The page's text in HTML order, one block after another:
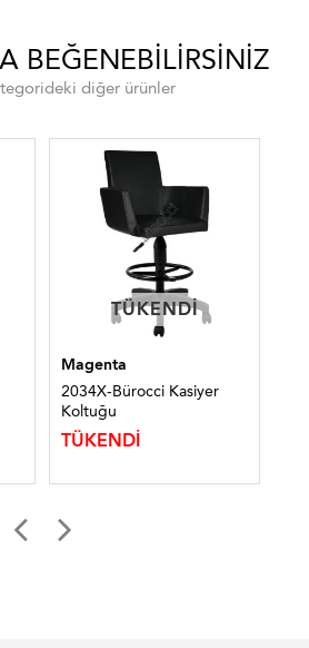
BEĞENEBILIRSINIZ
diğer ürünler
TÜKENDI
TÜKENDI
Magenta
2034X-Bürocci Kasiyer
Koltuğu
TÜKENDİ